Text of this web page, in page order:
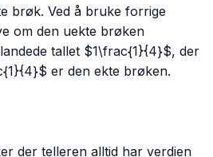
brøk. Ved å bruke forrige
om den uekte brøken
tallet $1\frac{1}{4}$, der
er den ekte brøken.
der telleren alltid har verdien